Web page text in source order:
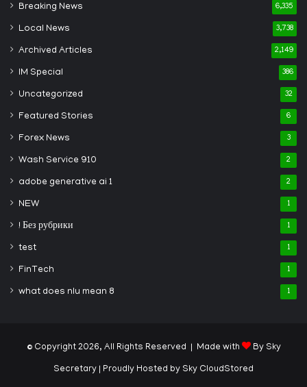
Breaking News 6,335
Local News 3,738
Archived Articles 2,149
IM Special 386
Uncategorized 32
Featured Stories 6
Forex News 3
Wash Service 910 2
adobe generative ai 1 2
NEW 1
! Без рубрики 1
test 1
FinTech 1
what does nlu mean 8 1
© Copyright 2026, All Rights Reserved | Made with By Sky
Secretary | Proudly Hosted by Sky CloudStored